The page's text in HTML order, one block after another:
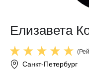
Елизавета
Санкт-Петербург